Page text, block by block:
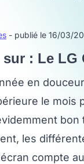
- publié le 16/03/
: Le LG
en
le mois
bon
les
compte